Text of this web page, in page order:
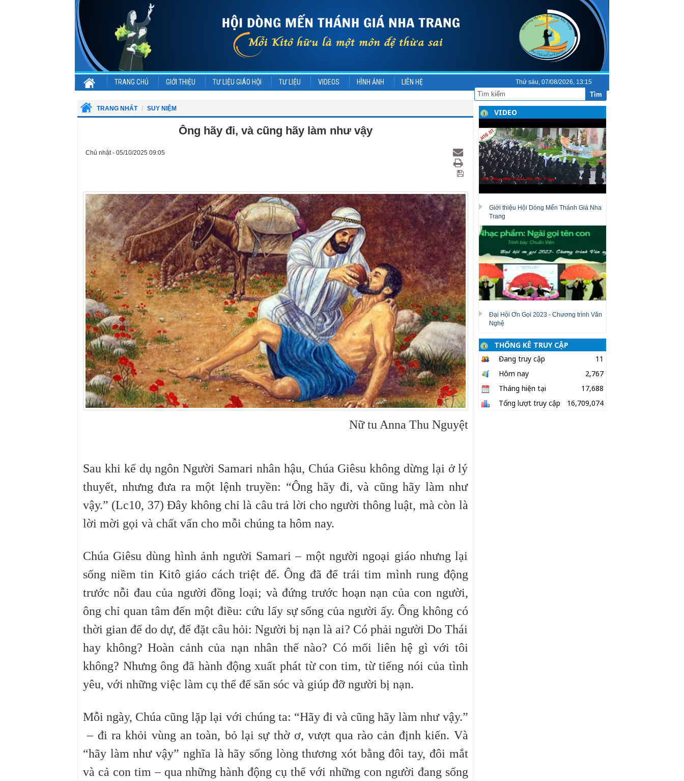
Tìm
TRANG CHỦ GIỚI THIỆU TƯ LIỆU GIÁO HỘI TƯ LIỆU VIDEOS HÌNH ẢNH LIÊN HỆ Thứ sáu, 07/08/2026, 13:15
TRANG NHẤT SUY NIỆM
Ông hãy đi, và cũng hãy làm như vậy
Chủ nhật - 05/10/2025 09:05
Nữ tu Anna Thu Nguyệt
Sau khi kể dụ ngôn Người Samari nhân hậu, Chúa Giêsu không dừng lại ở lý
thuyết, nhưng đưa ra một lệnh truyền: “Ông hãy đi, và cũng hãy làm như
vậy.” (Lc10, 37) Đây không chỉ là câu trả lời cho người thông luật, mà còn là
lời mời gọi và chất vấn cho mỗi chúng ta hôm nay.
Chúa Giêsu dùng hình ảnh người Samari – một người ngoại giáo nhưng lại
sống niềm tin Kitô giáo cách triệt để. Ông đã để trái tim mình rung động
trước nỗi đau của người đồng loại; và đứng trước hoạn nạn của con người,
ông chỉ quan tâm đến một điều: cứu lấy sự sống của người ấy. Ông không có
thời gian để do dự, để đặt câu hỏi: Người bị nạn là ai? Có phải người Do Thái
hay không? Hoàn cảnh của nạn nhân thế nào? Có mối liên hệ gì với tôi
không? Nhưng ông đã hành động xuất phát từ con tim, từ tiếng nói của tình
yêu, với những việc làm cụ thể để săn sóc và giúp đỡ người bị nạn.
Mỗi ngày, Chúa cũng lặp lại với chúng ta: “Hãy đi và cũng hãy làm như vậy.”
– đi ra khỏi vùng an toàn, bỏ lại sự thờ ơ, vượt qua rào cản định kiến. Và
“hãy làm như vậy” nghĩa là hãy sống lòng thương xót bằng đôi tay, đôi mắt
và cả con tim – qua những hành động cụ thể với những con người đang sống
VIDEO
Giới thiệu Hội Dòng Mến Thánh Giá Nha
Trang
Đại Hội Ơn Gọi 2023 - Chương trình Văn
Nghệ
THỐNG KÊ TRUY CẬP
Đang truy cập
11
Hôm nay
2,767
Tháng hiện tại
17,688
Tổng lượt truy cập
16,709,074